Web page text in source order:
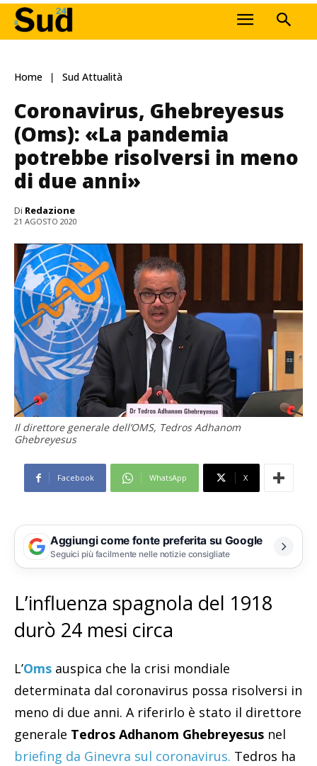
Home Sud Attualità
Coronavirus, Ghebreyesus
(Oms): «La pandemia
potrebbe risolversi in meno
di due anni»
Di Redazione
21 AGOSTO 2020
Il direttore generale dell’OMS, Tedros Adhanom
Ghebreyesus
Facebook WhatsApp X
Aggiungi come fonte preferita su Google
Seguici più facilmente nelle notizie consigliate
L’influenza spagnola del 1918
durò 24 mesi circa
L’Oms auspica che la crisi mondiale
determinata dal coronavirus possa risolversi in
meno di due anni. A riferirlo è stato il direttore
generale Tedros Adhanom Ghebreyesus nel
briefing da Ginevra sul coronavirus. Tedros ha